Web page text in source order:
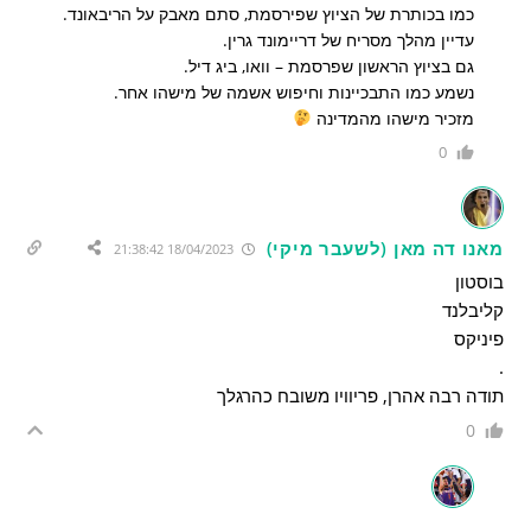
כמו בכותרת של הציוץ שפירסמת, סתם מאבק על הריבאונד.
עדיין מהלך מסריח של דריימונד גרין.
גם בציוץ הראשון שפרסמת – וואו, ביג דיל.
נשמע כמו התבכיינות וחיפוש אשמה של מישהו אחר.
מזכיר מישהו מהמדינה
0
מאנו דה מאן (לשעבר מיקי) 18/04/2023 21:38:42
בוסטון
קליבלנד
פיניקס
.
תודה רבה אהרן, פריוויו משובח כהרגלך
0